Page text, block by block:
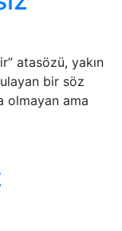
atasözü, yakın
bir söz
olmayan ama